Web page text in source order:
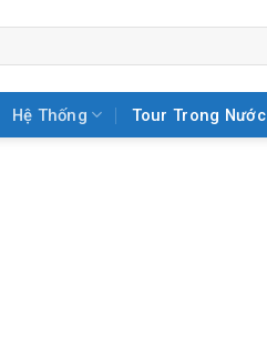
Hệ Thống Tour Trong Nước